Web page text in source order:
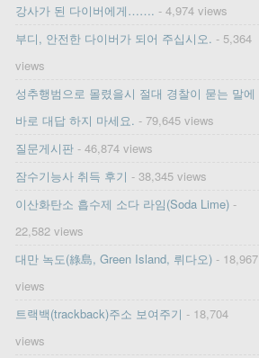
강사가 된 다이버에게……. - 4,974 views
부디, 안전한 다이버가 되어 주십시오. - 5,364
views
성추행범으로 몰렸을시 절대 경찰이 묻는 말에
바로 대답 하지 마세요. - 79,645 views
질문게시판- 46,874 views
잠수기능사 취득 후기 - 38,345 views
이산화탄소 흡수제 소다 라임(Soda Lime)-
22,582 views
대만 녹도(綠島, Green Island, 뤼다오)- 18,967
views
트랙백(trackback)주소 보여주기 - 18,704
views